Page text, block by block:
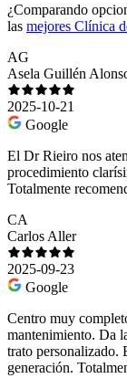
¿Comparando
las mejores Clínica
AG
Asela Guillén
2025-10-21
Google
El Dr Rieiro nos
procedimiento
Totalmente
CA
Carlos Aller
2025-09-23
Google
Centro muy
mantenimiento. Da
trato personalizado.
generación.